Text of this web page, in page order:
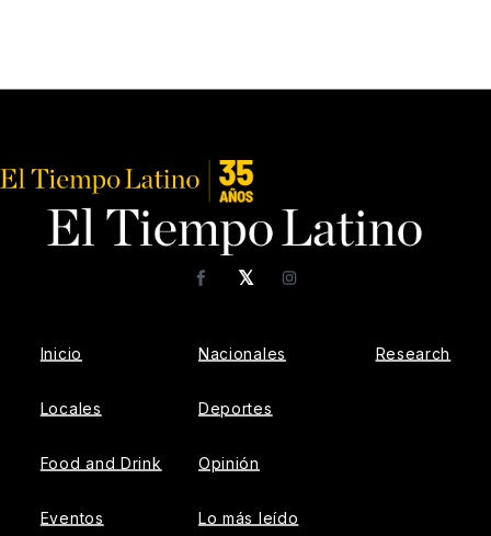
𝕏
FacebookInstagram
Inicio
Locales
Food and Drink
Eventos
Nacionales
Deportes
Opinión
Lo más leído
Research